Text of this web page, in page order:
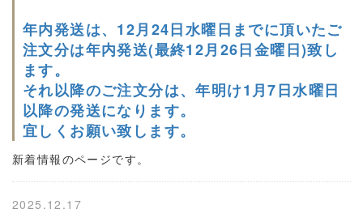
年内発送は、12月24日水曜日までに頂いたご
注文分は年内発送(最終12月26日金曜日)致し
ます。
それ以降のご注文分は、年明け1月7日水曜日
以降の発送になります。
宜しくお願い致します。
新着情報のページです。
2025.12.17